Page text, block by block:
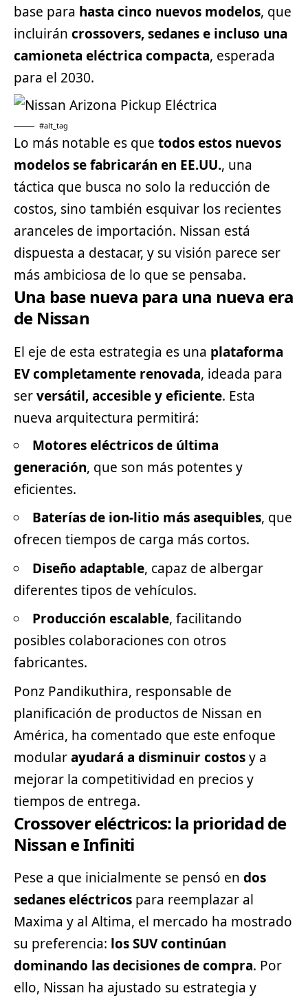
base para hasta cinco nuevos modelos, que
incluirán crossovers,sedanese incluso una
camioneta eléctrica compacta, esperada
para el 2030.
#alt_tag
Lo más notable es que todos estos nuevos
modelos se fabricarán en EE.UU., una
táctica que busca no solo la reducción de
costos, sino también esquivar los recientes
aranceles de importación. Nissan está
dispuesta a destacar, y su visión parece ser
más ambiciosa de lo que se pensaba.
Una base nueva para una nueva era
de Nissan
El eje de esta estrategia es una plataforma
EV completamente renovada, ideada para
serversátil, accesible y eficiente. Esta
nueva arquitectura permitirá:
Motores eléctricos de última
generación, que son más potentes y
eficientes.
Baterías de ion-litio más asequibles, que
ofrecen tiempos de carga más cortos.
Diseño adaptable, capaz de albergar
diferentes tipos de vehículos.
Producción escalable, facilitando
posibles colaboraciones con otros
fabricantes.
Ponz Pandikuthira, responsable de
planificación de productos de Nissan en
América, ha comentado que este enfoque
modularayudará a disminuir costosy a
mejorar la competitividad en precios y
tiempos de entrega.
Crossover eléctricos: la prioridad de
Nissan e Infiniti
Pese a que inicialmente se pensó en dos
sedanes eléctricos para reemplazar al
Maxima y al Altima, el mercado ha mostrado
su preferencia: losSUVcontinúan
dominando las decisiones de compra. Por
ello, Nissan ha ajustado su estrategia y